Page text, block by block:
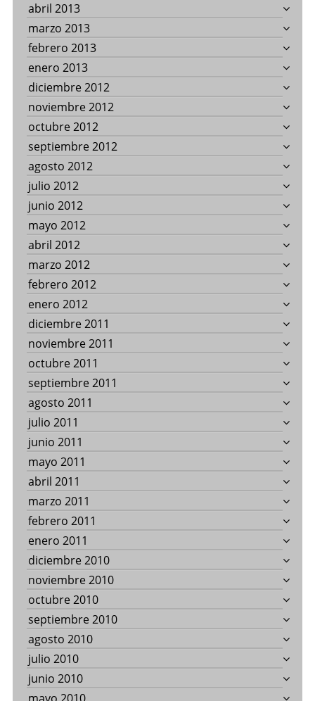
abril 2013
marzo 2013
febrero 2013
enero 2013
diciembre 2012
noviembre 2012
octubre 2012
septiembre 2012
agosto 2012
julio 2012
junio 2012
mayo 2012
abril 2012
marzo 2012
febrero 2012
enero 2012
diciembre 2011
noviembre 2011
octubre 2011
septiembre 2011
agosto 2011
julio 2011
junio 2011
mayo 2011
abril 2011
marzo 2011
febrero 2011
enero 2011
diciembre 2010
noviembre 2010
octubre 2010
septiembre 2010
agosto 2010
julio 2010
junio 2010